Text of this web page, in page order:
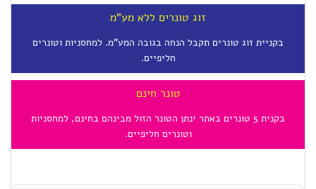
זוג טונרים ללא מע"מ
בקניית זוג טונרים תקבל הנחה בגובה המע"מ. למחסניות וטונרים
חליפיים.
טונר חינם
בקנית 5 טונרים באתר ינתן הטונר הזול מבינהם בחינם, למחסניות
וטונרים חליפיים.